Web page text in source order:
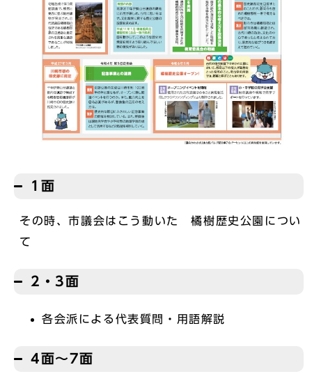
1面
その時、市議会はこう動いた 橘樹歴史公園につい
て
2・3面
各会派による代表質問・用語解説
4面～7面